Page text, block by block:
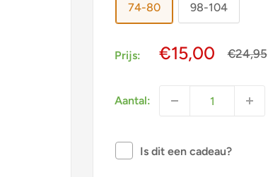
74-80 98-104
Prijs: Actieprijs
€15,00
Normale
€24,95
Aantal:
Is dit een cadeau?